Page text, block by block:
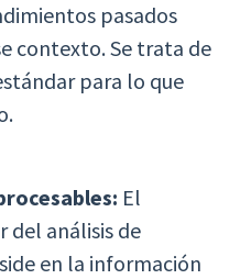
pasados
contexto. Se trata de
para lo que
El
del análisis de
en la información